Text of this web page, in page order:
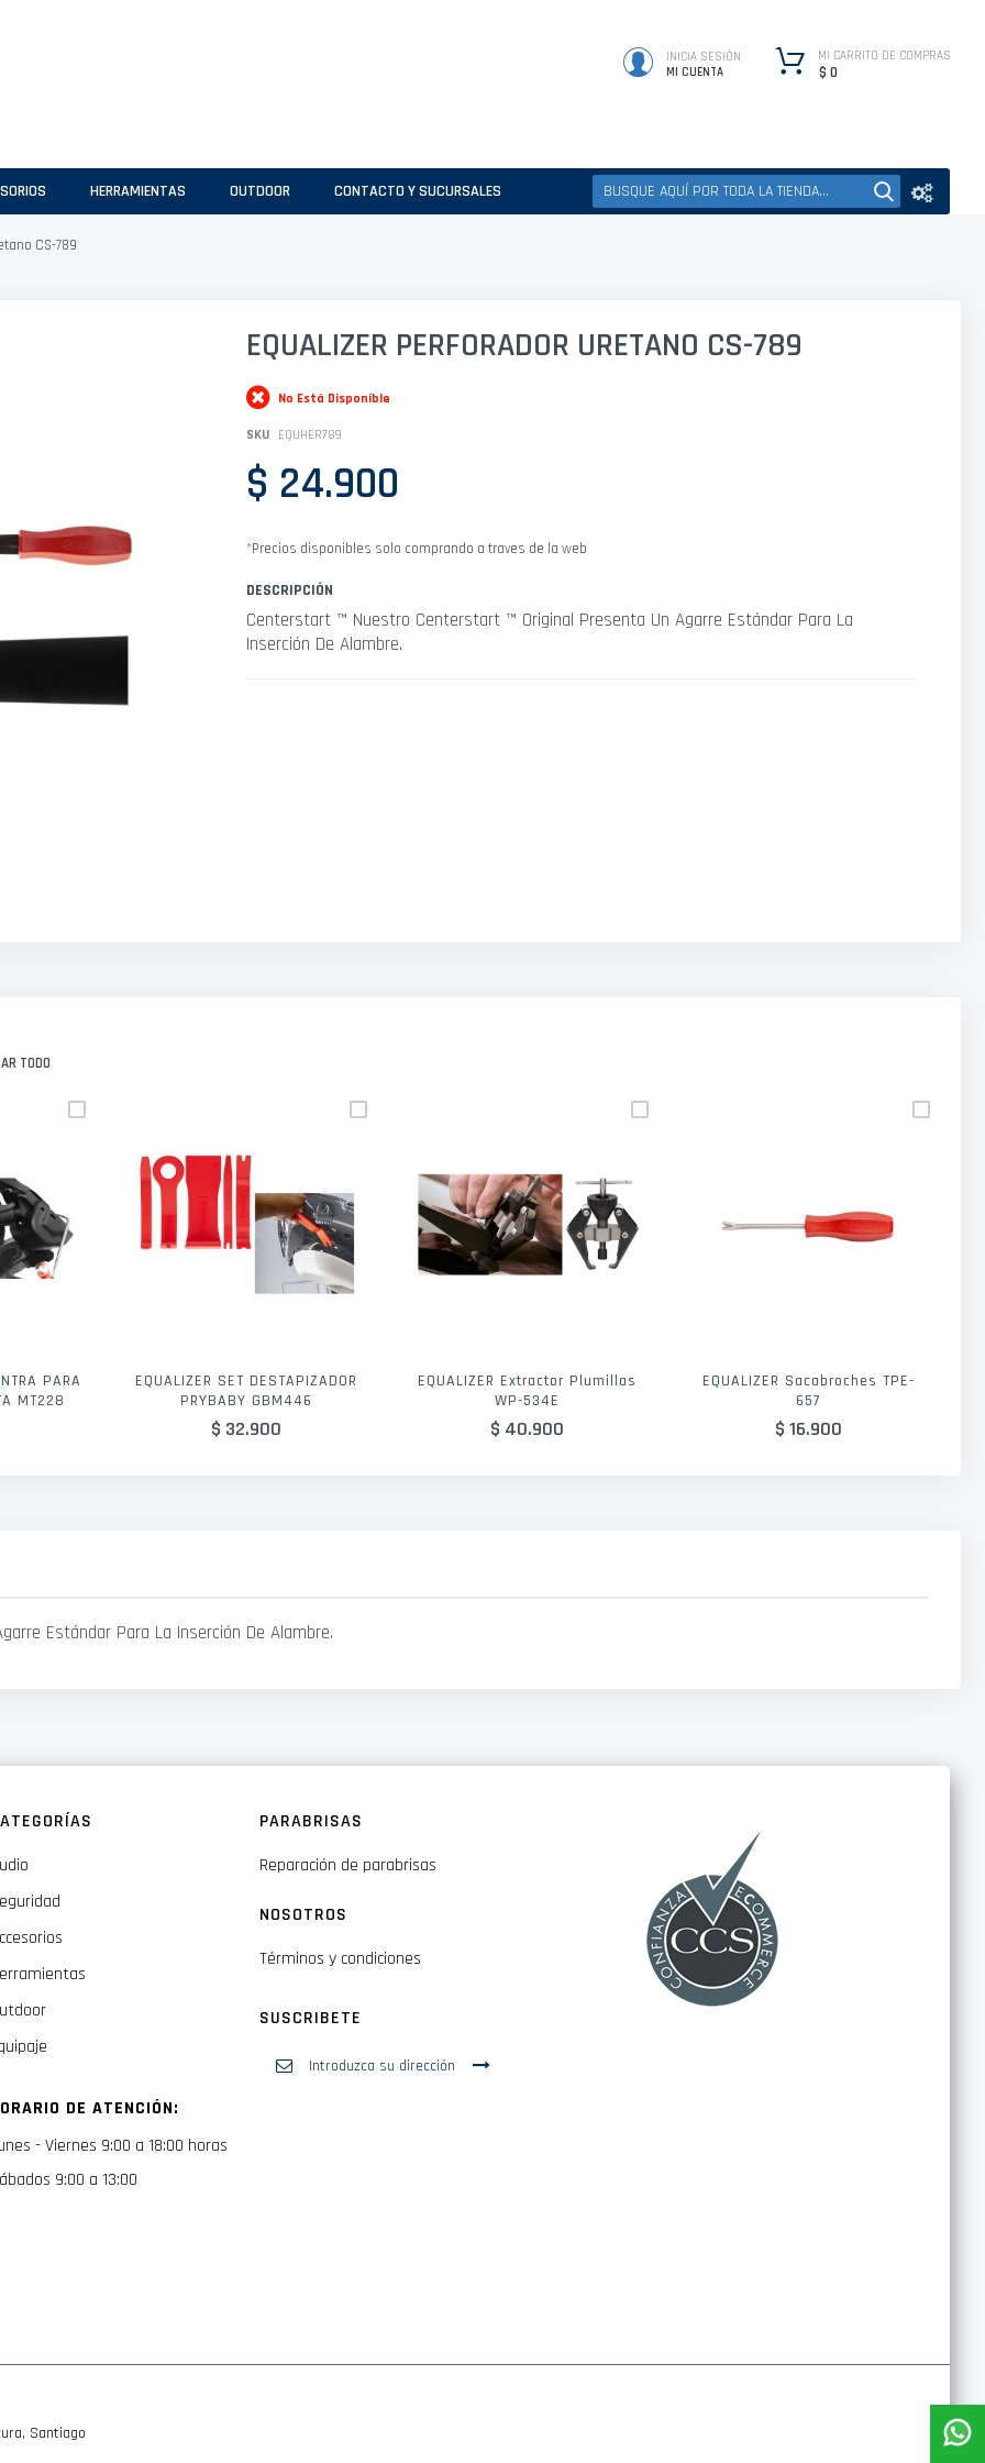
INICIA SESIÓN
MI CUENTA
MI CARRITO DE COMPRAS
$ 0
HERRAMIENTAS OUTDOOR CONTACTO Y SUCURSALES
CS-789
EQUALIZER PERFORADOR URETANO CS-789
No Está Disponible
SKU EQUHER789
$ 24.900
*Precios disponibles solo comprando a traves de la web
DESCRIPCIÓN
Centerstart ™ Nuestro Centerstart ™ Original Presenta Un Agarre Estándar Para La
Inserción De Alambre.
TODO
PARA
MT228
EQUALIZER SET DESTAPIZADOR
PRYBABY GBM446
$ 32.900
EQUALIZER Extractor Plumillas
WP-534E
$ 40.900
EQUALIZER Sacabroches TPE-
657
$ 16.900
Estándar Para La Inserción De Alambre.
DE ATENCIÓN:
- Viernes 9:00 a 18:00 horas
9:00 a 13:00
PARABRISAS
Reparación de parabrisas
NOSOTROS
Términos y condiciones
SUSCRIBETE
Santiago